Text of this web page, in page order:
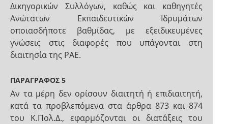
Δικηγορικών Συλλόγων, καθώς και καθηγητές
Ανώτατων Εκπαιδευτικών Ιδρυμάτων
οποιασδήποτε βαθμίδας, με εξειδικευμένες
γνώσεις στις διαφορές που υπάγονται στη
διαιτησία της ΡΑΕ.
ΠΑΡΑΓΡΑΦΟΣ 5
Αν τα μέρη δεν ορίσουν διαιτητή ή επιδιαιτητή,
κατά τα προβλεπόμενα στα άρθρα 873 και 874
του Κ.Πολ.Δ., εφαρμόζονται οι διατάξεις του